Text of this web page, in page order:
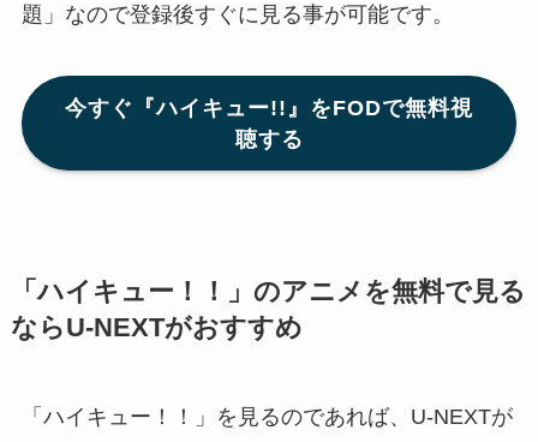
題」なので登録後すぐに見る事が可能です。
今すぐ『ハイキュー!!』をFODで無料視
聴する
「ハイキュー！！」のアニメを無料で見る
ならU-NEXTがおすすめ
「ハイキュー！！」を見るのであれば、U-NEXTが